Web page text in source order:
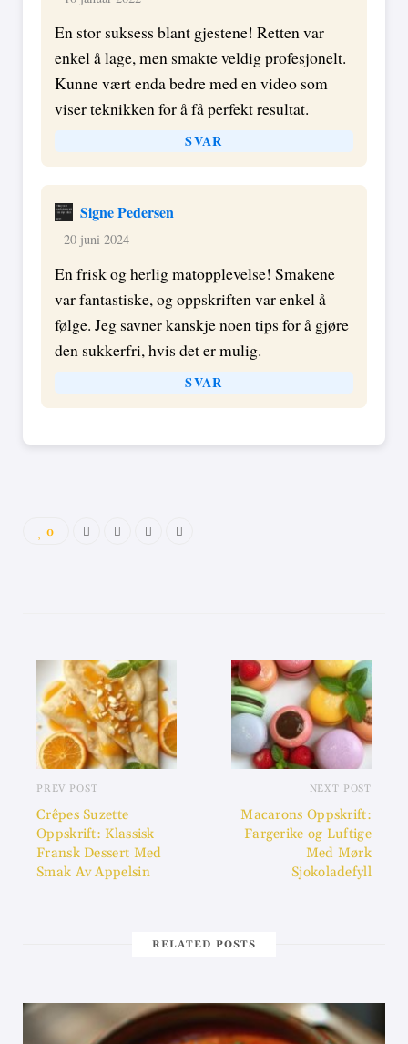
En stor suksess blant gjestene! Retten var
enkel å lage, men smakte veldig profesjonelt.
Kunne vært enda bedre med en video som
viser teknikken for å få perfekt resultat.
SVAR
Signe Pedersen
20 juni 2024
En frisk og herlig matopplevelse! Smakene
var fantastiske, og oppskriften var enkel å
følge. Jeg savner kanskje noen tips for å gjøre
den sukkerfri, hvis det er mulig.
SVAR
0
PREV POST
Crêpes Suzette
Oppskrift: Klassisk
Fransk Dessert Med
Smak Av Appelsin
NEXT POST
Macarons Oppskrift:
Fargerike og Luftige
Med Mørk
Sjokoladefyll
RELATED POSTS